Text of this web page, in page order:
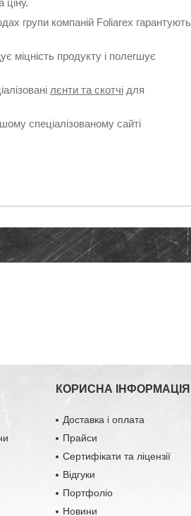
ціну.
групи компаній Foliarex гарантують
міцність продукту і полегшує
лєнти та скотчі для
спеціалізованому сайті
КОРИСНА ІНФОРМАЦІЯ
Доставка і оплата
Прайси
Сертифікати та ліцензії
Відгуки
Портфоліо
Новини